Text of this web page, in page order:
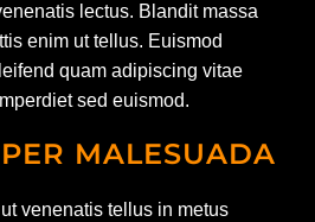
lectus. Blandit massa
enim ut tellus. Euismod
quam adipiscing vitae
sed euismod.
MALESUADA
venenatis tellus in metus